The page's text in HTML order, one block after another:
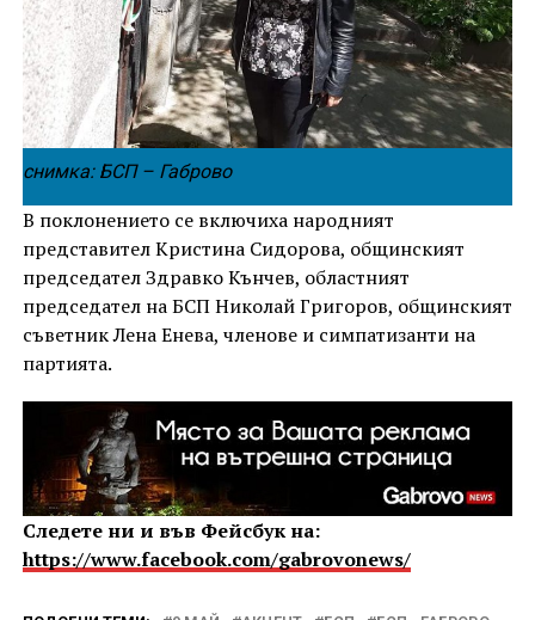
снимка: БСП – Габрово
В поклонението се включиха народният
представител Кристина Сидорова, общинският
председател Здравко Кънчев, областният
председател на БСП Николай Григоров, общинският
съветник Лена Енева, членове и симпатизанти на
партията.
Следете ни и във Фейсбук на:
https://www.facebook.com/gabrovonews/